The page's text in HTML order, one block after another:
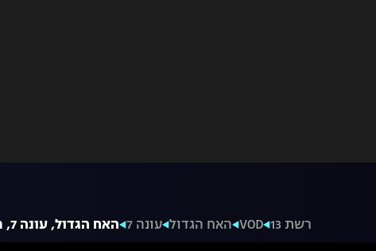
רשת 13 VOD האח הגדול עונה 7 האח הגדול, עונה 7, פרק 21: מאור ודרור - הסוף?